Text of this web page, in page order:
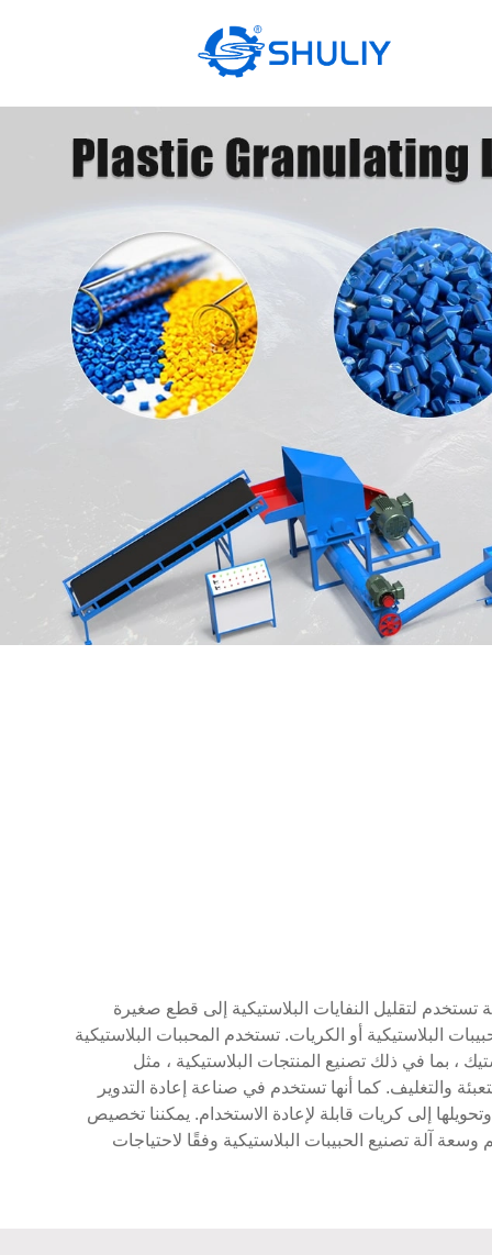
تستخدم لتقليل النفايات البلاستيكية إلى قطع صغيرة
البلاستيكية أو الكريات. تستخدم المحببات البلاستيكية
، بما في ذلك تصنيع المنتجات البلاستيكية ، مثل
والتغليف. كما أنها تستخدم في صناعة إعادة التدوير
وتحويلها إلى كريات قابلة لإعادة الاستخدام. يمكننا تخصيص
وسعة آلة تصنيع الحبيبات البلاستيكية وفقًا لاحتياجات